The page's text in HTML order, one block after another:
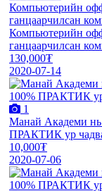
Компьютерийн
ганцаарчилсан
Компьютерийн
ганцаарчилсан
130,000₮
2020-07-14
1
Манай Академи
ПРАКТИК ур
10,000₮
2020-07-06